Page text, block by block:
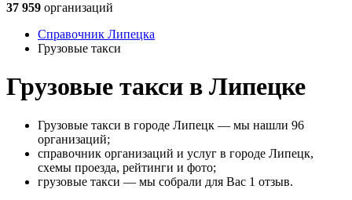
37 959 организаций
Справочник Липецка
Грузовые такси
Грузовые такси в Липецке
Грузовые такси в городе Липецк — мы нашли 96
организаций;
справочник организаций и услуг в городе Липецк,
схемы проезда, рейтинги и фото;
грузовые такси — мы собрали для Вас 1 отзыв.